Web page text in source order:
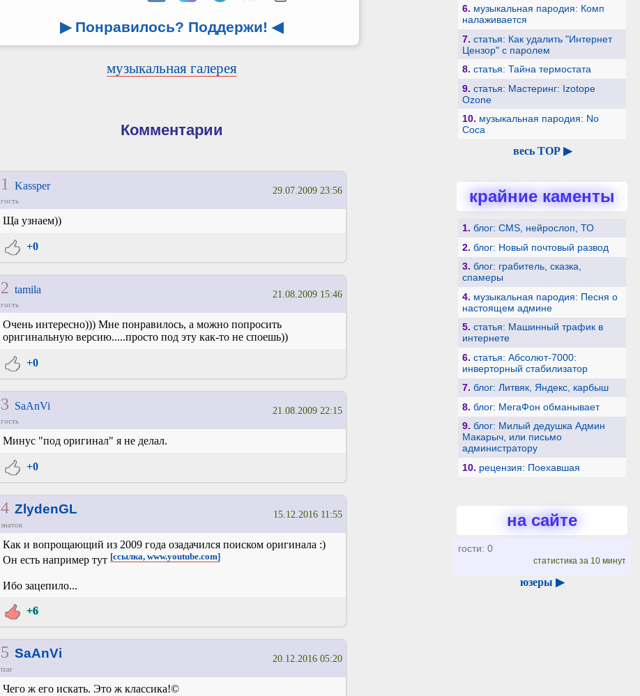
▶ Понравилось? Поддержи! ◀
музыкальная галерея
Комментарии
1 Kassper
гость
29.07.2009 23:56
Ща узнаем))
+0
2 tamila
гость
21.08.2009 15:46
Очень интересно))) Мне понравилось, а можно попросить
оригинальную версию.....просто под эту как-то не споешь))
+0
3 SaAnVi
гость
21.08.2009 22:15
Минус "под оригинал" я не делал.
+0
4 ZlydenGL
знаток
15.12.2016 11:55
Как и вопрощающий из 2009 года озадачился поиском оригинала :)
Он есть например тут [ссылка, www.youtube.com]
Ибо зацепило...
+6
5 SaAnVi
tzar
20.12.2016 05:20
Чего ж его искать. Это ж классика!©
6. музыкальная пародия: Комп
налаживается
7. статья: Как удалить "Интернет
Цензор" с паролем
8. статья: Тайна термостата
9. статья: Мастеринг: Izotope
Ozone
10. музыкальная пародия: No
Coca
весь TOP ▶
крайние каменты
1. блог: CMS, нейрослоп, ТО
2. блог: Новый почтовый развод
3. блог: грабитель, сказка,
спамеры
4. музыкальная пародия: Песня о
настоящем админе
5. статья: Машинный трафик в
интернете
6. статья: Абсолют-7000:
инверторный стабилизатор
7. блог: Литвяк, Яндекс, карбыш
8. блог: МегаФон обманывает
9. блог: Милый дедушка Админ
Макарыч, или письмо
администратору
10. рецензия: Поехавшая
на сайте
гости: 0
статистика за 10 минут
юзеры ▶